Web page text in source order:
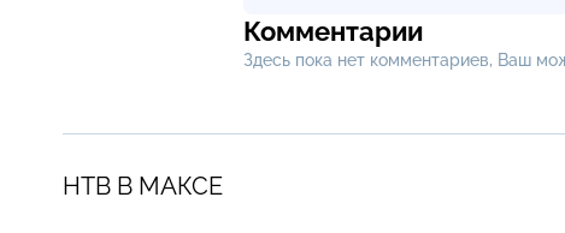
Комментарии
Здесь пока нет комментариев, Ваш
НТВ В МАКСЕ